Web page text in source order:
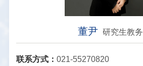
董尹 研究生教务
联系方式： 021-55270820